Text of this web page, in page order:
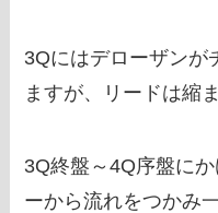
3Qにはデローザンが
ますが、リードは縮
3Q終盤～4Q序盤に
ーから流れをつかみ